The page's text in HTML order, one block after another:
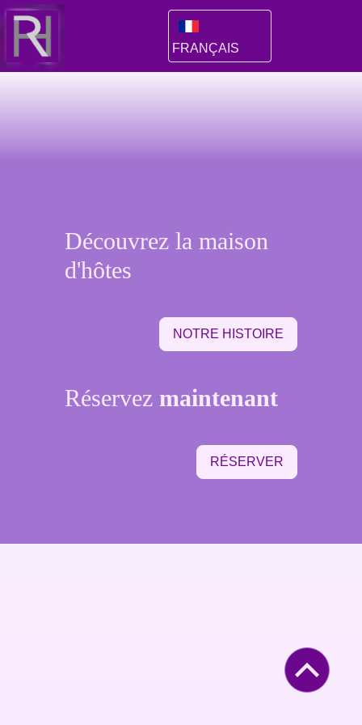
FRANÇAIS
Découvrez la maison
d'hôtes
NOTRE HISTOIRE
Réservez maintenant
RÉSERVER